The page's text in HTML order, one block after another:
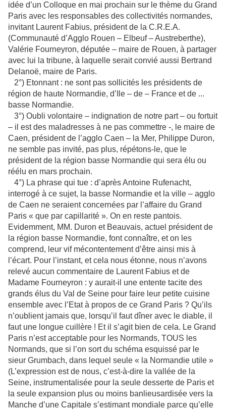
idée d’un Colloque en mai prochain sur le thème du Grand
Paris avec les responsables des collectivités normandes,
invitant Laurent Fabius, président de la C.R.E.A.
(Communauté d’Agglo Rouen – Elbeuf – Austreberthe),
Valérie Fourneyron, députée – maire de Rouen, à partager
avec lui la tribune, à laquelle serait convié aussi Bertrand
Delanoë, maire de Paris.
2°) Etonnant : ne sont pas sollicités les présidents de
région de haute Normandie, d’Ile – de – France et de ...
basse Normandie.
3°) Oubli volontaire – indignation de notre part – ou fortuit
– il est des maladresses à ne pas commettre -, le maire de
Caen, président de l’agglo Caen – la Mer, Philippe Duron,
ne semble pas invité, pas plus, répétons-le, que le
président de la région basse Normandie qui sera élu ou
réélu en mars prochain.
4°) La phrase qui tue : d’après Antoine Rufenacht,
interrogé à ce sujet, la basse Normandie et la ville – agglo
de Caen ne seraient concernées par l’affaire du Grand
Paris « que par capillarité ». On en reste pantois.
Evidemment, MM. Duron et Beauvais, actuel président de
la région basse Normandie, font connaître, et on les
comprend, leur vif mécontentement d’être ainsi mis à
l’écart. Pour l’instant, et cela nous étonne, nous n’avons
relevé aucun commentaire de Laurent Fabius et de
Madame Fourneyron : y aurait-il une entente tacite des
grands élus du Val de Seine pour faire leur petite cuisine
ensemble avec l’Etat à propos de ce Grand Paris ? Qu’ils
n’oublient jamais que, lorsqu’il faut dîner avec le diable, il
faut une longue cuillère ! Et il s’agit bien de cela. Le Grand
Paris n’est acceptable pour les Normands, TOUS les
Normands, que si l’on sort du schéma esquissé par le
sieur Grumbach, dans lequel seule « la Normandie utile »
(L’expression est de nous, c’est-à-dire la vallée de la
Seine, instrumentalisée pour la seule desserte de Paris et
la seule expansion plus ou moins banlieusardisée vers la
Manche d’une Capitale s’estimant mondiale parce qu’elle